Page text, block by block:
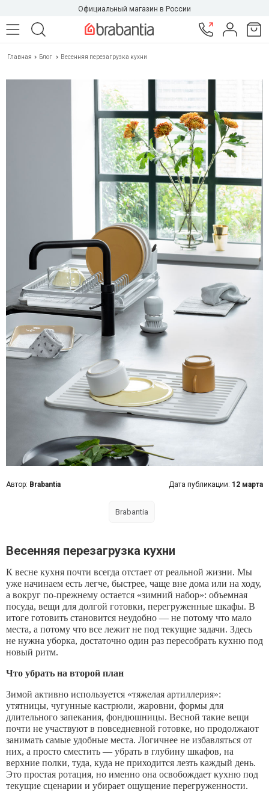
Официальный магазин в России
Главная Блог Весенняя перезагрузка кухни
Весенняя перезагрузка кухни
К весне кухня почти всегда отстает от реальной жизни. Мы
уже начинаем есть легче, быстрее, чаще вне дома или на ходу,
а вокруг по-прежнему остается «зимний набор»: объемная
посуда, вещи для долгой готовки, перегруженные шкафы. В
итоге готовить становится неудобно — не потому что мало
места, а потому что все лежит не под текущие задачи. Здесь
не нужна уборка, достаточно один раз пересобрать кухню под
новый ритм.
Что убрать на второй план
Зимой активно используется «тяжелая артиллерия»:
утятницы, чугунные кастрюли, жаровни, формы для
длительного запекания, фондюшницы. Весной такие вещи
почти не участвуют в повседневной готовке, но продолжают
занимать самые удобные места. Логичнее не избавляться от
них, а просто сместить — убрать в глубину шкафов, на
верхние полки, туда, куда не приходится лезть каждый день.
Это простая ротация, но именно она освобождает кухню под
текущие сценарии и убирает ощущение перегруженности.
Автор: Brabantia Дата публикации: 12 марта
Brabantia